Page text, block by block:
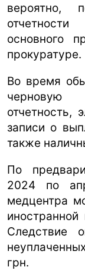
вероятно,
основного
прокуратуре.
Во время
черновую
отчетность,
записи о
также
По
2024 по
медцентра
Следствие
грн.